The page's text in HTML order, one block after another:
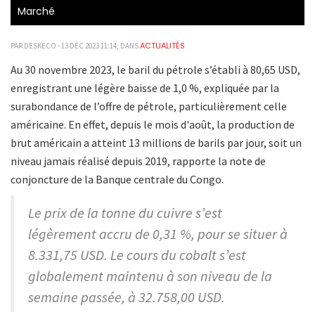
Marché
PAR DESKECO - 13 DÉC 2023 11:14, DANSACTUALITÉS
Au 30 novembre 2023, le baril du pétrole s’établi à 80,65 USD,
enregistrant une légère baisse de 1,0 %, expliquée par la
surabondance de l’offre de pétrole, particulièrement celle
américaine. En effet, depuis le mois d'août, la production de
brut américain a atteint 13 millions de barils par jour, soit un
niveau jamais réalisé depuis 2019, rapporte la note de
conjoncture de la Banque centrale du Congo.
Le prix de la tonne du cuivre s’est
légèrement accru de 0,31 %, pour se situer à
8.331,75 USD. Le cours du cobalt s’est
globalement maintenu à son niveau de la
semaine passée, à 32.758,00 USD.